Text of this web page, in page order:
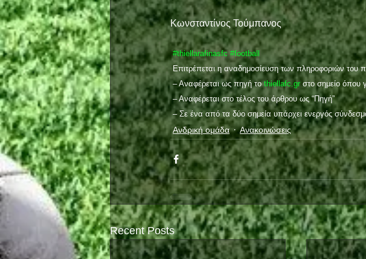
Κωνσταντίνος Τούμπανος
#thiellarafinasfc #football
Επιτρέπεται η αναδημοσίευση των πληροφοριών
– Αναφέρεται ως πηγή το thiellafc.gr στο σημείο όπου
– Αναφέρεται στο τέλος του άρθρου ως “Πηγή”
– Σε ένα από τα δύο σημεία υπάρχει ενεργός
Ανδρική ομάδα Ανακοινώσεις
Recent Posts